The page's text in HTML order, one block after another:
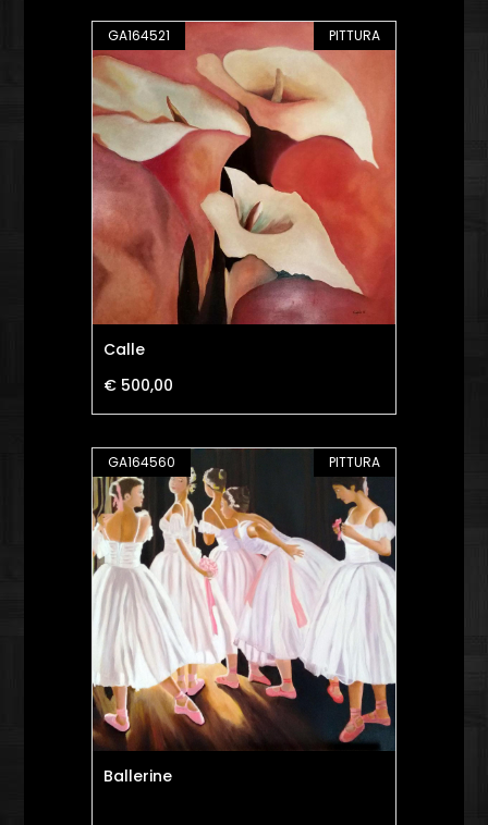
GA164521 PITTURA
Calle
€ 500,00
GA164560 PITTURA
Ballerine